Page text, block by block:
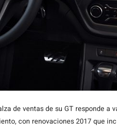
de ventas de su GT responde a
con renovaciones 2017 que